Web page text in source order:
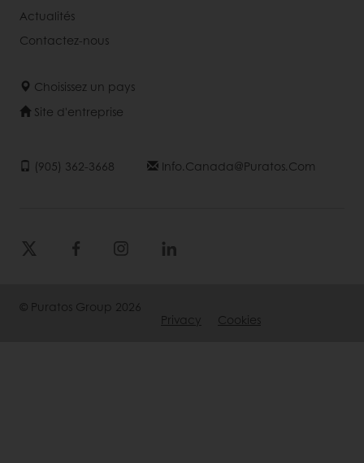
Actualités
Contactez-nous
Choisissez un pays
Site d'entreprise
(905) 362-3668 Info.canada@puratos.com
© Puratos Group 2026
Privacy
Cookies